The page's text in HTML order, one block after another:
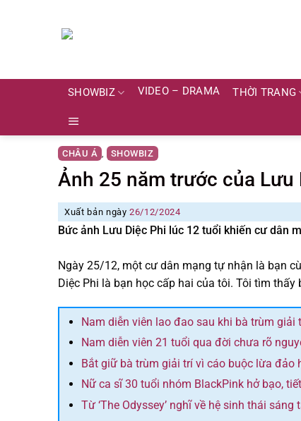
SHOWBIZ VIDEO – DRAMA THỜI TRANG
CHÂU Á , SHOWBIZ
Ảnh 25 năm trước của Lưu
Xuất bản ngày26/12/2024
Bức ảnh Lưu Diệc Phi lúc 12 tuổi khiến cư dân
Ngày 25/12, một cư dân mạng tự nhận là bạn
Diệc Phi là bạn học cấp hai của tôi. Tôi tìm thấy
Nam diễn viên lao đao sau khi bà trùm
Nam diễn viên 21 tuổi qua đời chưa rõ
Bắt giữ bà trùm giải trí vì cáo buộc lừa đảo
Nữ ca sĩ 30 tuổi nhóm BlackPink hở bạo,
Từ ‘The Odyssey’ nghĩ về hệ sinh thái sáng